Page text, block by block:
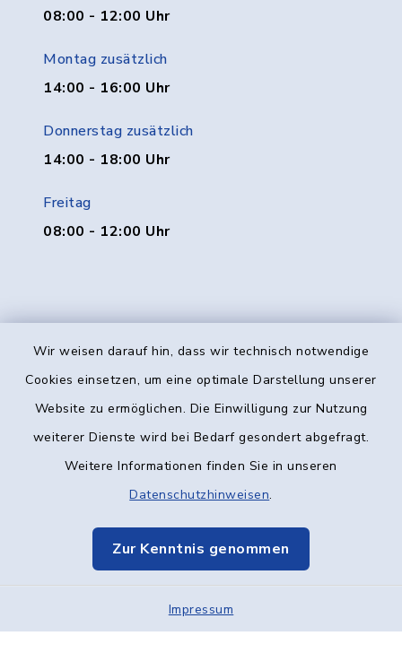
Wir weisen darauf hin, dass wir technisch notwendige
Cookies einsetzen, um eine optimale Darstellung unserer
Website zu ermöglichen. Die Einwilligung zur Nutzung
weiterer Dienste wird bei Bedarf gesondert abgefragt.
Weitere Informationen finden Sie in unseren
Datenschutzhinweisen.
Zur Kenntnis genommen
Impressum
08:00 - 12:00 Uhr
Montag zusätzlich
14:00 - 16:00 Uhr
Donnerstag zusätzlich
14:00 - 18:00 Uhr
Freitag
08:00 - 12:00 Uhr
Kontakt
Datenschutz
Elektronische Kommunikation
Sitemap